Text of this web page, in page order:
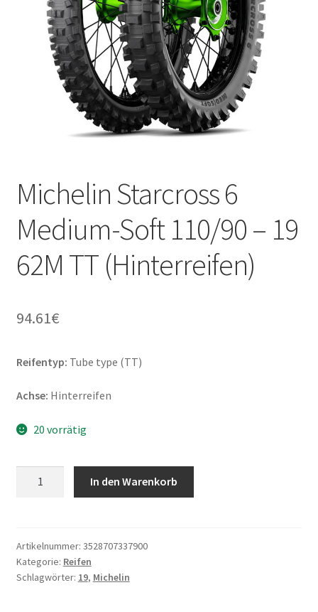
Michelin Starcross 6
Medium-Soft 110/90 – 19
62M TT (Hinterreifen)
94.61€
Reifentyp: Tube type (TT)
Achse: Hinterreifen
20 vorrätig
Soft
110/90
-
In den Warenkorb
Artikelnummer: 3528707337900
Kategorie: Reifen
Schlagwörter: 19, Michelin